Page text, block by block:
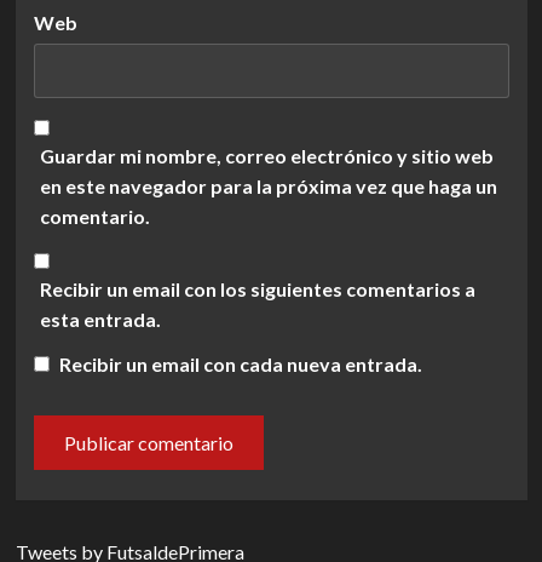
Web
Guardar mi nombre, correo electrónico y sitio web
en este navegador para la próxima vez que haga un
comentario.
Recibir un email con los siguientes comentarios a
esta entrada.
Recibir un email con cada nueva entrada.
Tweets by FutsaldePrimera